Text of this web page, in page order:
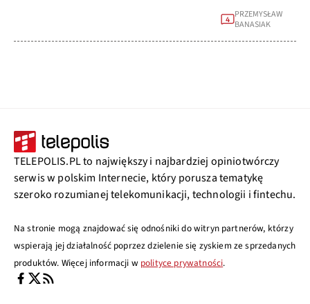
4 PRZEMYSŁAW
BANASIAK
TELEPOLIS.PL to największy i najbardziej opiniotwórczy
serwis w polskim Internecie, który porusza tematykę
szeroko rozumianej telekomunikacji, technologii i fintechu.
Na stronie mogą znajdować się odnośniki do witryn partnerów, którzy
wspierają jej działalność poprzez dzielenie się zyskiem ze sprzedanych
produktów. Więcej informacji w polityce prywatności.